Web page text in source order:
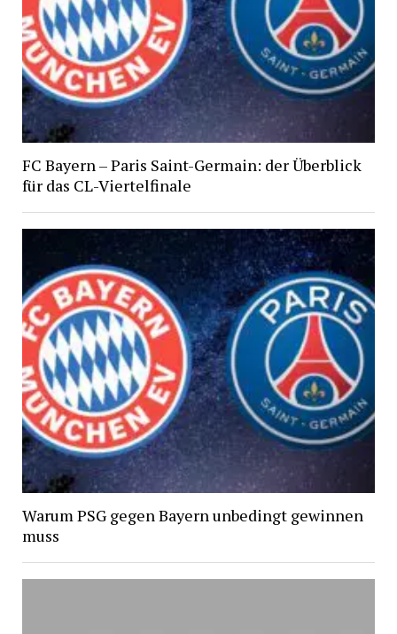
FC Bayern – Paris Saint-Germain: der Überblick
für das CL-Viertelfinale
Warum PSG gegen Bayern unbedingt gewinnen
muss